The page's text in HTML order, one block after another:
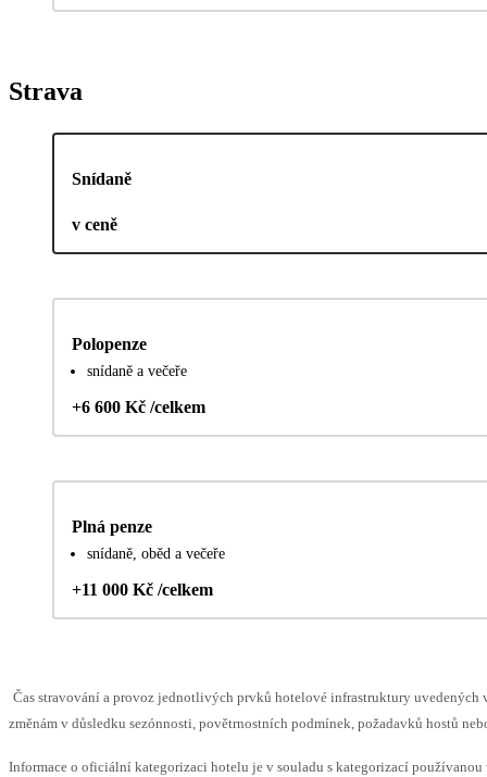
Strava
Snídaně
v ceně
Polopenze
snídaně a večeře
+6 600 Kč /celkem
Plná penze
snídaně, oběd a večeře
+11 000 Kč /celkem
Čas stravování a provoz jednotlivých prvků hotelové infrastruktury uvedených
změnám v důsledku sezónnosti, povětrnostních podmínek, požadavků hostů
Informace o oficiální kategorizaci hotelu je v souladu s kategorizací používanou